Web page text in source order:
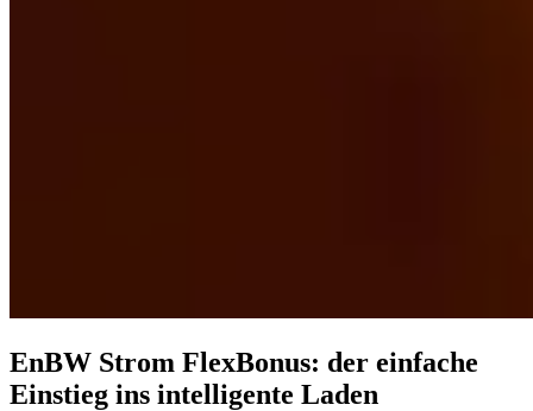
EnBW Strom FlexBonus: der einfache
Einstieg ins intelligente Laden